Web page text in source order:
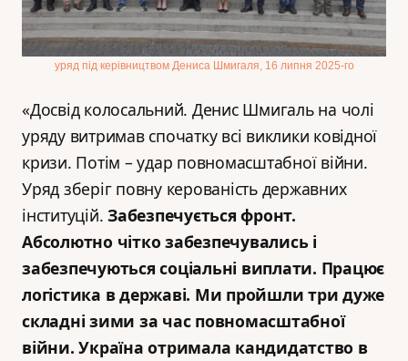
уряд під керівництвом Дениса Шмигаля, 16 липня 2025-го
«Досвід колосальний. Денис Шмигаль на чолі
уряду витримав спочатку всі виклики ковідної
кризи. Потім – удар повномасштабної війни.
Уряд зберіг повну керованість державних
інституцій. Забезпечується фронт.
Абсолютно чітко забезпечувались і
забезпечуються соціальні виплати. Працює
логістика в державі. Ми пройшли три дуже
складні зими за час повномасштабної
війни. Україна отримала кандидатство в